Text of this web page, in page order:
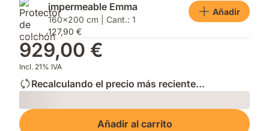
impermeable Emma
160x200 cm | Cant.: 1
127,90 €
Añadir
929,00 €
Incl. 21% IVA
Recalculando el precio más reciente...
Loading
Añadir al carrito